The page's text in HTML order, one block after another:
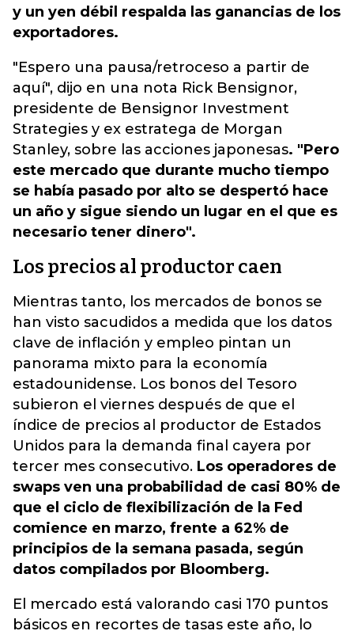
y un yen débil respalda las ganancias de los
exportadores.
"Espero una pausa/retroceso a partir de
aquí", dijo en una nota Rick Bensignor,
presidente de Bensignor Investment
Strategies y ex estratega de Morgan
Stanley, sobre las acciones japonesas. "Pero
este mercado que durante mucho tiempo
se había pasado por alto se despertó hace
un año y sigue siendo un lugar en el que es
necesario tener dinero".
Los precios al productor caen
Mientras tanto, los mercados de bonos se
han visto sacudidos a medida que los datos
clave de inflación y empleo pintan un
panorama mixto para la economía
estadounidense. Los bonos del Tesoro
subieron el viernes después de que el
índice de precios al productor de Estados
Unidos para la demanda final cayera por
tercer mes consecutivo. Los operadores de
swaps ven una probabilidad de casi 80% de
que el ciclo de flexibilización de la Fed
comience en marzo, frente a 62% de
principios de la semana pasada, según
datos compilados por Bloomberg.
El mercado está valorando casi 170 puntos
básicos en recortes de tasas este año, lo